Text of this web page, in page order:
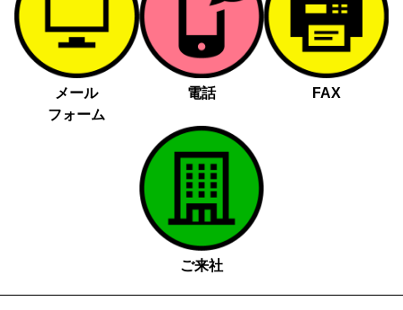
メール
フォーム
電話 FAX
ご来社